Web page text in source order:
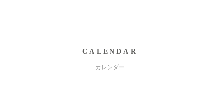
CALENDAR
カレンダー